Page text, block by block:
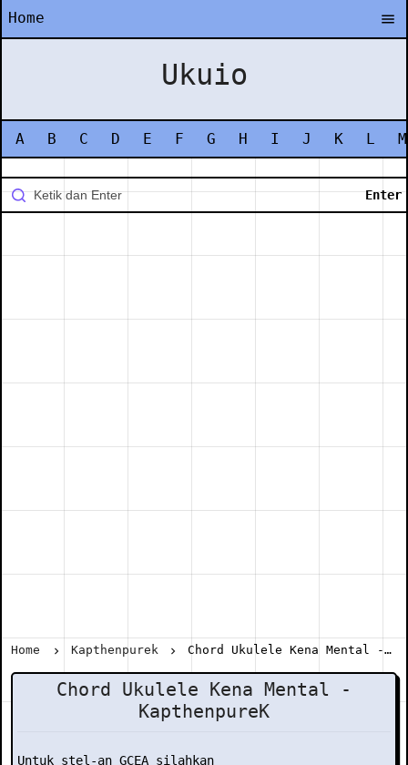
Home
Ukuio
A B C D E F G H I J K L M
Home Kapthenpurek Chord Ukulele Kena Mental - KapthenpureK
Chord Ukulele Kena Mental -
KapthenpureK
Untuk stel-an GCEA silahkan